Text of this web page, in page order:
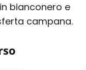
bianconero e
campana.